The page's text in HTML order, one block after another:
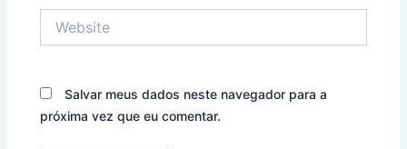
Salvar meus dados neste navegador para a
próxima vez que eu comentar.